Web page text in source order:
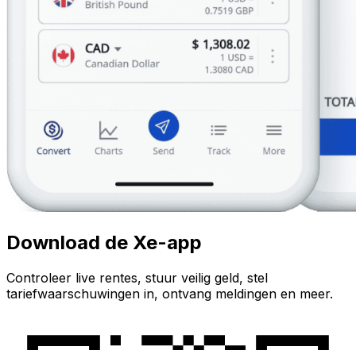
Download de Xe-app
Controleer live rentes, stuur veilig geld, stel
tariefwaarschuwingen in, ontvang meldingen en meer.